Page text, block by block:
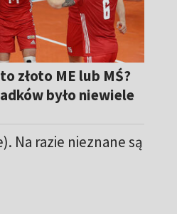
złoto ME lub MŚ?
było niewiele
Na razie nieznane są